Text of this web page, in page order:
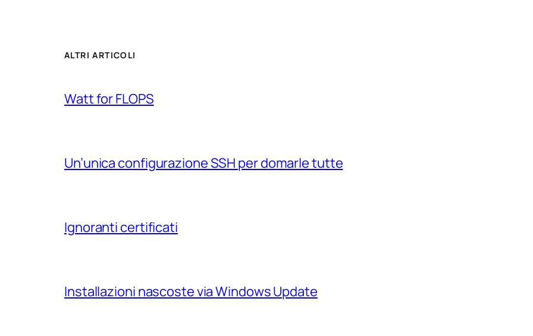
ALTRI ARTICOLI
Watt for FLOPS
Un’unica configurazione SSH per domarle tutte
Ignoranti certificati
Installazioni nascoste via Windows Update